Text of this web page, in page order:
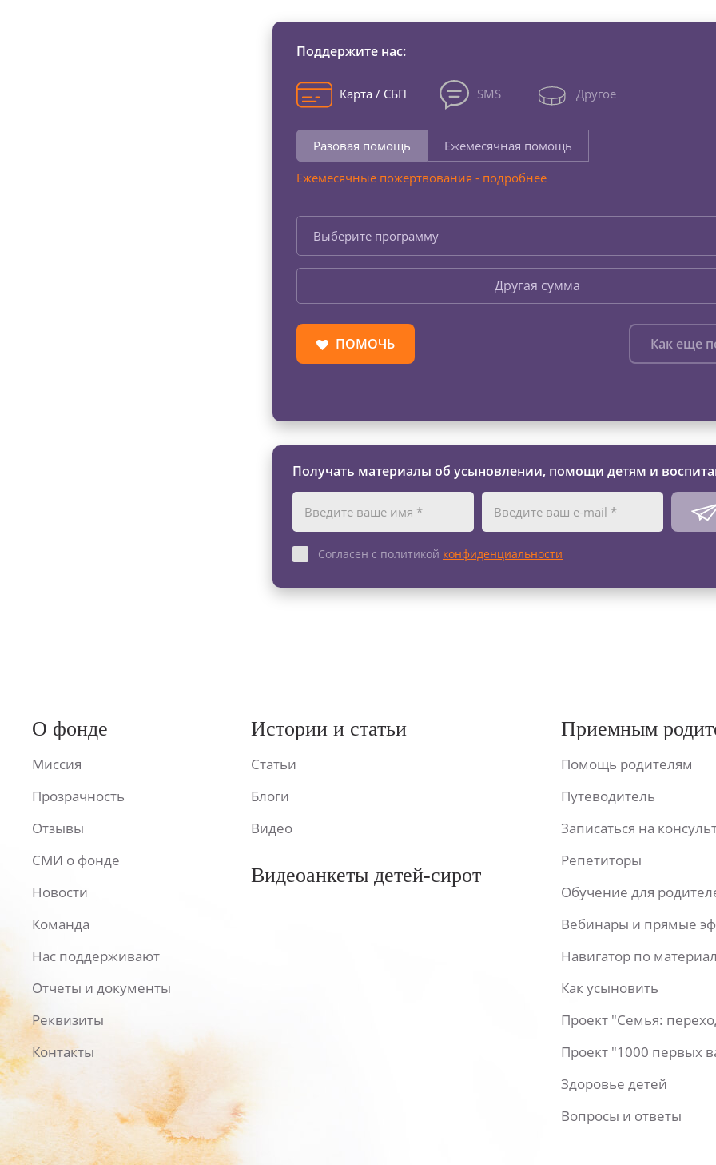
Поддержите нас:
Карта / СБП SMS Другое
Разовая помощь
Ежемесячная помощь
Ежемесячные пожертвования - подробнее
Выберите программу
Другая сумма
ПОМОЧЬ Как еще
Получать материалы об усыновлении, помощи детям и
Согласен с политикой конфиденциальности
О фонде
Миссия
Прозрачность
Отзывы
СМИ о фонде
Новости
Команда
Нас поддерживают
Отчеты и документы
Реквизиты
Контакты
Истории и статьи
Статьи
Блоги
Видео
Видеоанкеты детей-сирот
Приемным
Помощь родителям
Путеводитель
Записаться на
Репетиторы
Обучение для
Вебинары и прямые
Навигатор по
Как усыновить
Проект "Семья:
Проект "1000 первых
Здоровье детей
Вопросы и ответы